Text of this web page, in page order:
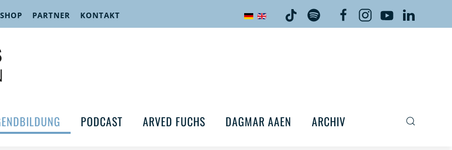
PARTNER KONTAKT
PODCAST ARVED FUCHS DAGMAR AAEN ARCHIV